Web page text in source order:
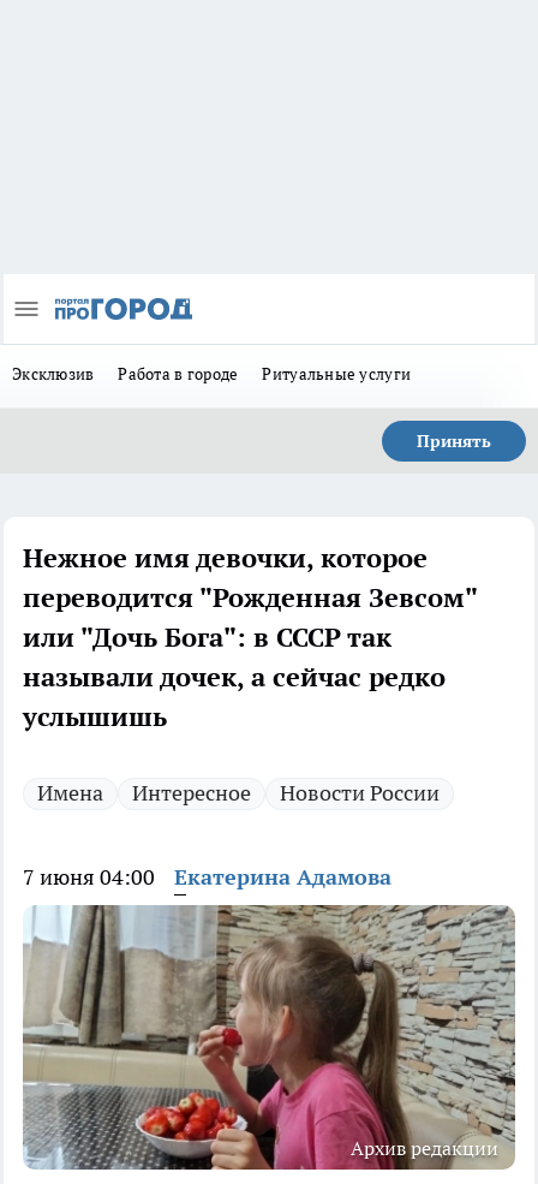
Эксклюзив Работа в городе Ритуальные услуги
Принять
Нежное имя девочки, которое
переводится "Рожденная Зевсом"
или "Дочь Бога": в СССР так
называли дочек, а сейчас редко
услышишь
Имена Интересное Новости России
7 июня 04:00 Екатерина Адамова
Архив редакции